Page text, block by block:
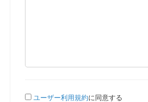
ユーザー利用規約に同意する